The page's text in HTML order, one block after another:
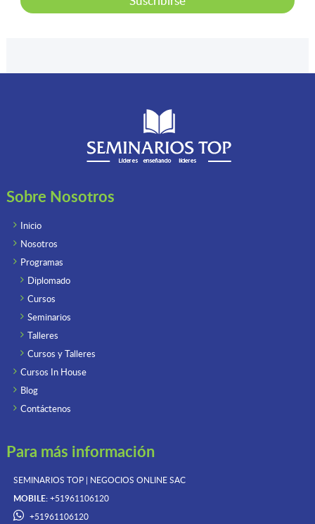
Sobre Nosotros
Inicio
Nosotros
Programas
Diplomado
Cursos
Seminarios
Talleres
Cursos y Talleres
Cursos In House
Blog
Contáctenos
Para más información
SEMINARIOS TOP | NEGOCIOS ONLINESAC
MOBILE:+51961106120
+51961106120